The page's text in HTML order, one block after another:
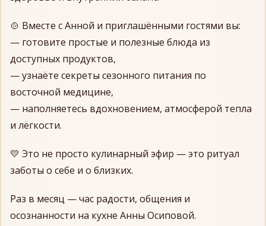
🍲 Вместе с Анной и приглашёнными гостями вы:
— готовите простые и полезные блюда из
доступных продуктов,
— узнаёте секреты сезонного питания по
восточной медицине,
— наполняетесь вдохновением, атмосферой тепла
и лёгкости.
💛 Это не просто кулинарный эфир — это ритуал
заботы о себе и о близких.
Раз в месяц — час радости, общения и
осознанности на кухне Анны Осиповой.